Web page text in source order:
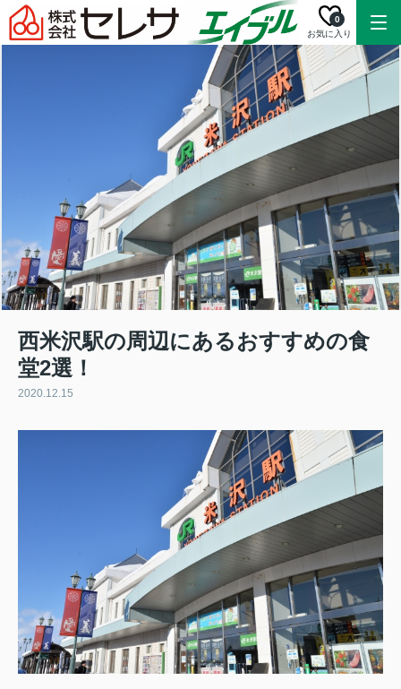
お気に入り
0
西米沢駅の周辺にあるおすすめの食
堂2選！
2020.12.15